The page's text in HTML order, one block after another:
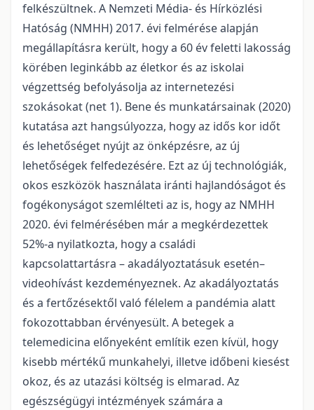
felkészültnek. A Nemzeti Média- és Hírközlési
Hatóság (NMHH) 2017. évi felmérése alapján
megállapításra került, hogy a 60 év feletti lakosság
körében leginkább az életkor és az iskolai
végzettség befolyásolja az internetezési
szokásokat (net 1). Bene és munkatársainak (2020)
kutatása azt hangsúlyozza, hogy az idős kor időt
és lehetőséget nyújt az önképzésre, az új
lehetőségek felfedezésére. Ezt az új technológiák,
okos eszközök használata iránti hajlandóságot és
fogékonyságot szemlélteti az is, hogy az NMHH
2020. évi felmérésében már a megkérdezettek
52%-a nyilatkozta, hogy a családi
kapcsolattartásra – akadályoztatásuk esetén–
videohívást kezdeményeznek. Az akadályoztatás
és a fertőzésektől való félelem a pandémia alatt
fokozottabban érvényesült. A betegek a
telemedicina előnyeként említik ezen kívül, hogy
kisebb mértékű munkahelyi, illetve időbeni kiesést
okoz, és az utazási költség is elmarad. Az
egészségügyi intézmények számára a